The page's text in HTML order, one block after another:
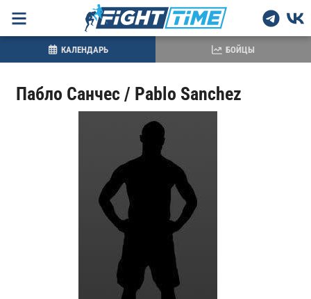
Пабло Санчес / Pablo Sanchez
КАЛЕНДАРЬ БОЙЦЫ